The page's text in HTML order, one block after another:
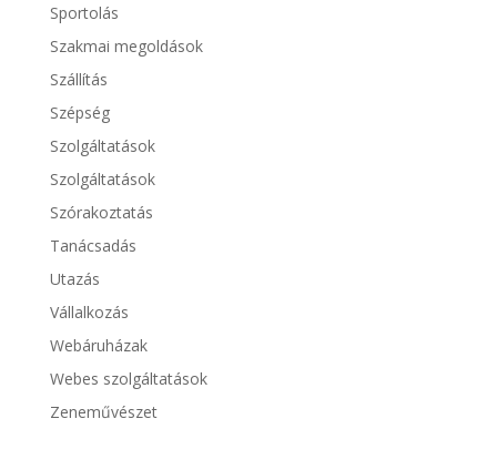
Sportolás
Szakmai megoldások
Szállítás
Szépség
Szolgáltatások
Szolgáltatások
Szórakoztatás
Tanácsadás
Utazás
Vállalkozás
Webáruházak
Webes szolgáltatások
Zeneművészet